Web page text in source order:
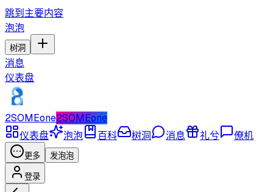
跳到主要内容
泡泡
树洞
消息
仪表盘
2SOMEone2SOMEone
仪表盘
泡泡 百科 树洞 消息 礼兮 僚机
更多 发泡泡
登录